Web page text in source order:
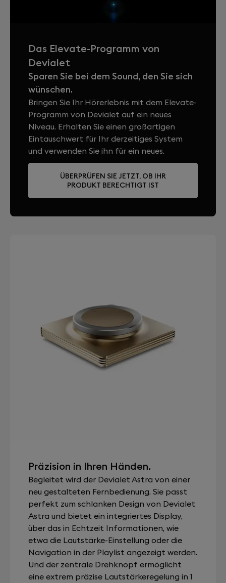
Das Elevate-Programm von
Devialet
Sparen Sie bei dem Sound, den Sie sich
wünschen.
Bringen Sie Ihr Hörerlebnis mit dem Elevate-
Programm von Devialet auf ein neues
Niveau. Erhalten Sie einen großartigen
Eintauschwert für Ihr derzeitiges System
und verwenden Sie ihn für ein neues.
ÜBERPRÜFEN SIE JETZT, OB IHR
PRODUKT BERECHTIGT IST
Präzision in Ihren Händen.
Begleitet wird der Devialet Astra von einer
neu gestalteten Fernbedienung. Sie passt
perfekt zum schlanken Design von Devialet
Astra und bietet ein integriertes Display,
über das in Echtzeit Informationen, wie
etwa die Lautstärke-Einstellung oder die
Navigation in der Playlist angezeigt werden.
Und der zentrale Drehknopf ermöglicht
eine extrem präzise Lautstärkeregelung in 1